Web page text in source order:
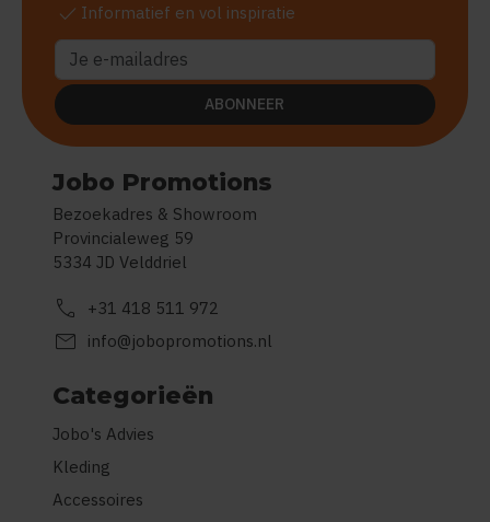
Jobo Promotions
Bezoekadres & Showroom
Provincialeweg 59
5334 JD Velddriel
call +31 418 511 972
mail info@jobopromotions.nl
Categorieën
Jobo's Advies
Kleding
Accessoires
check Informatief en vol inspiratie
ABONNEER